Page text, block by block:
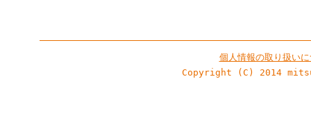
個人情報の取り扱い
Copyright (C) 2014